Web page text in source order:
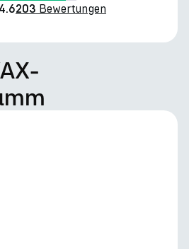
4.6203 Bewertungen